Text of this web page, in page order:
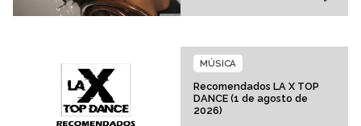
Recomendados LA X TOP
DANCE (1 de agosto de
2026)
MÚSICA